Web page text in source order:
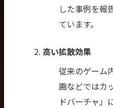
した事例を報
ています。
高い拡散効果
従来のゲーム
画などではカ
ドバーチャ」